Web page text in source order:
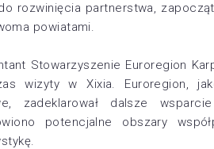
rozwinięcia partnerstwa,
powiatami.
Stowarzyszenie Euroregion
wizyty w Xixia. Euroregion,
zadeklarował dalsze
potencjalne obszary